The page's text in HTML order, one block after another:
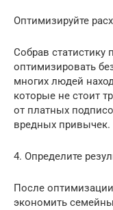
Оптимизируйте
Собрав статистику
оптимизировать
многих людей
которые не стоит
от платных
вредных привычек.
4. Определите
После оптимизации
экономить